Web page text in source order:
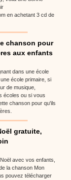
en achetant 3 cd de
chanson pour
aux enfants
dans une école
école primaire, si
de musique,
écoles ou si vous
chanson pour qu'ils
gratuite,
avec vos enfants,
la chanson Mon
pouvez télécharger